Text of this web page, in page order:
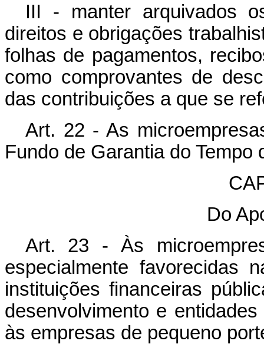
III - manter arquivados
direitos e obrigações
folhas de pagamentos,
como comprovantes de
das contribuições a que se
Art. 22 - As
Fundo de Garantia do
Do
Art. 23 - Às
especialmente favorecidas
instituições financeiras
desenvolvimento e
às empresas de pequeno